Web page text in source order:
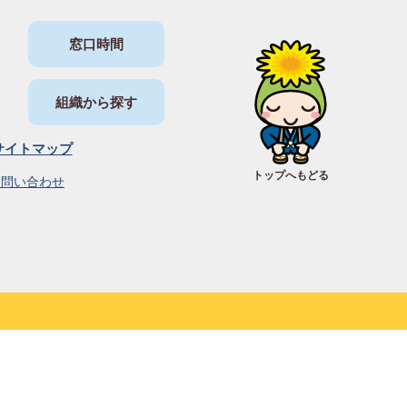
トップへもどる
窓口時間
組織から探す
イトマップ
い合わせ